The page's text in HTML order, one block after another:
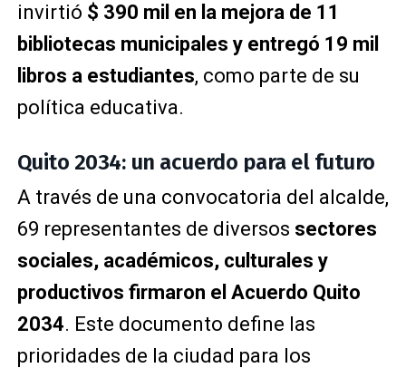
invirtió $ 390 mil en la mejora de 11
bibliotecas municipales y entregó 19 mil
libros a estudiantes, como parte de su
política educativa.
Quito 2034: un acuerdo para el futuro
A través de una convocatoria del alcalde,
69 representantes de diversos sectores
sociales, académicos, culturales y
productivos firmaron el Acuerdo Quito
2034. Este documento define las
prioridades de la ciudad para los